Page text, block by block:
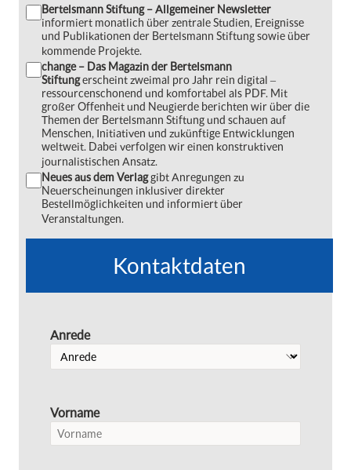
Bertelsmann Stiftung – Allgemeiner Newsletter
informiert monatlich über zentrale Studien, Ereignisse
und Publikationen der Bertelsmann Stiftung sowie über
kommende Projekte.
change – Das Magazin der Bertelsmann
Stiftungerscheint zweimal pro Jahr rein digital ‒
ressourcenschonend und komfortabel als PDF. Mit
großer Offenheit und Neugierde berichten wir über die
Themen der Bertelsmann Stiftung und schauen auf
Menschen, Initiativen und zukünftige Entwicklungen
weltweit. Dabei verfolgen wir einen konstruktiven
journalistischen Ansatz.
Neues aus dem Verlaggibt Anregungen zu
Neuerscheinungen inklusiver direkter
Bestellmöglichkeiten und informiert über
Veranstaltungen.
Kontaktdaten
Anrede
Vorname